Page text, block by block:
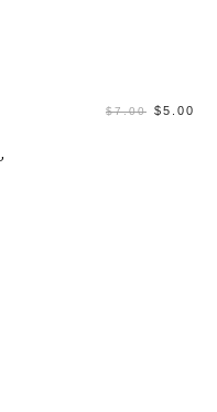
$7.00 $5.00